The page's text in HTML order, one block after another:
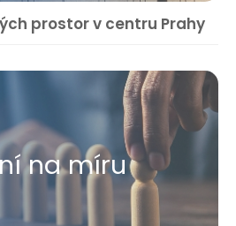
prostor v centru Prahy
na míru